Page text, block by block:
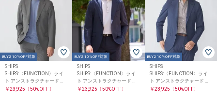
BUY2 10%OFF対象
SHIPS
SHIPS:〈FUNCTION〉ライ
ト アンストラクチャード ジ
ャケット(セットアップ対応)
￥23,925 〔50%OFF〕
BUY2 10%OFF対象
SHIPS
SHIPS:〈FUNCTION〉ライ
ト アンストラクチャード ジ
ャケット(セットアップ対応)
￥23,925 〔50%OFF〕
BUY2 10%OFF対象
SHIPS
SHIPS:〈FUNCTION〉ライ
ト アンストラクチャード ジ
ャケット(セットアップ対応)
￥23,925 〔50%OFF〕